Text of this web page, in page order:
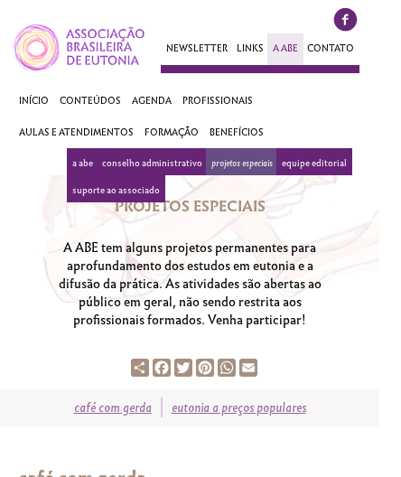
INÍCIO CONTEÚDOS AGENDA PROFISSIONAIS
AULAS E ATENDIMENTOS FORMAÇÃO BENEFÍCIOS
NEWSLETTER LINKS A ABE
a abe conselho administrativo projetos especiais
equipe editorial
suporte ao associado
CONTATO
PROJETOS ESPECIAIS
A ABE tem alguns projetos permanentes para
aprofundamento dos estudos em eutonia e a
difusão da prática. As atividades são abertas ao
público em geral, não sendo restrita aos
profissionais formados. Venha participar!
ShareFacebook
TwitterPinterestWhatsApp
café com gerda eutonia a preços populares